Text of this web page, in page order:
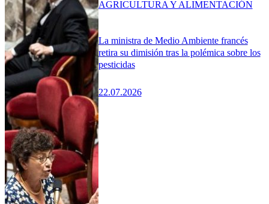
La ministra de Medio Ambiente francés
retira su dimisión tras la polémica sobre los
pesticidas
22.07.2026
AGRICULTURA Y ALIMENTACIÓN